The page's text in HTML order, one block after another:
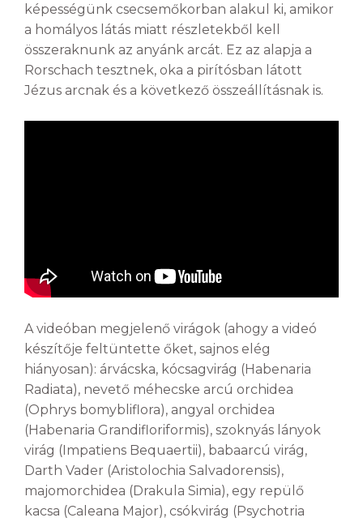
képességünk csecsemőkorban alakul ki, amikor
a homályos látás miatt részletekből kell
összeraknunk az anyánk arcát. Ez az alapja a
Rorschach tesztnek, oka a pirítósban látott
Jézus arcnak és a következő összeállításnak is.
A videóban megjelenő virágok (ahogy a videó
készítője feltüntette őket, sajnos elég
hiányosan): árvácska, kócsagvirág (Habenaria
Radiata), nevető méhecske arcú orchidea
(Ophrys bomybliflora), angyal orchidea
(Habenaria Grandifloriformis), szoknyás lányok
virág (Impatiens Bequaertii), babaarcú virág,
Darth Vader (Aristolochia Salvadorensis),
majomorchidea (Drakula Simia), egy repülő
kacsa (Caleana Major), csókvirág (Psychotria